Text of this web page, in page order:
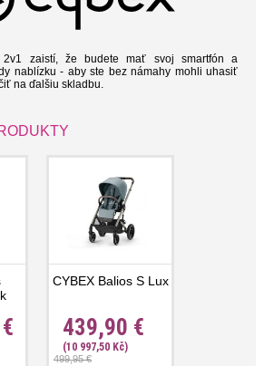
2v1 zaistí, že budete mať svoj smartfón a
nablízku - aby ste bez námahy mohli uhasiť
na ďalšiu skladbu.
CYBEX Balios S Lux
439,90 €
(10 997,50 Kč)
499,95 €